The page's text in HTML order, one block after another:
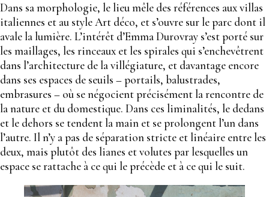
Dans sa morphologie, le lieu mêle des références aux villas
italiennes et au style Art déco, et s’ouvre sur le parc dont il
avale la lumière. L’intérêt d’Emma Durovray s’est porté sur
les maillages, les rinceaux et les spirales qui s’enchevêtrent
dans l’architecture de la villégiature, et davantage encore
dans ses espaces de seuils – portails, balustrades,
embrasures – où se négocient précisément la rencontre de
la nature et du domestique. Dans ces liminalités, le dedans
et le dehors se tendent la main et se prolongent l’un dans
l’autre. Il n’y a pas de séparation stricte et linéaire entre les
deux, mais plutôt des lianes et volutes par lesquelles un
espace se rattache à ce qui le précède et à ce qui le suit.